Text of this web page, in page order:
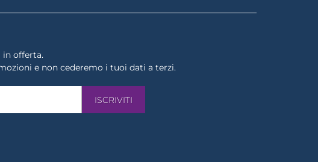
in offerta.
e non cederemo i tuoi dati a terzi.